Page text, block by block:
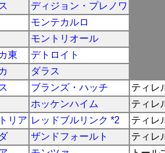
ディジョン・プレノワ
モンテカルロ
モントリオール
東
デトロイト
ダラス
ブランズ・ハッチ
ティレ
ホッケンハイム
ティレ
リア レッドブルリンク *2
ティレ
ザンドフォールト
ティレ